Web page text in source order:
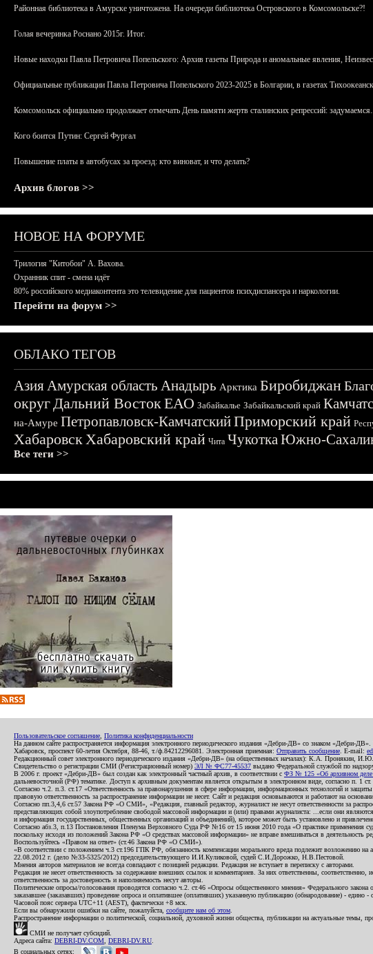
Районная библиотека в Амурске уничтожена. На очереди библиотека Островского в Комсомольске?!
Голая вечеринка Роснано 2015г. Итог.
Новые находки Павла Петровича Попельского: Архив газеты Природа и аномальные явления,
Официальные публикации Павла Петровича Попельского 2023-2025 в Болгарии, в газетах
Комсомольск официально продолжает отмечать День памяти жертв сталинских репрессий:
Кого боится Путин: Сергей Фургал
Повышение платы в автобусах за проезд: кто виноват, и что делать?
Архив блогов >>
НОВОЕ НА ФОРУМЕ
Трилогия "Китобои" А. Вахова.
Охранник спит - смена идёт
80% российского медиаконтента это телевидение для пациентов психдиспансера и наркологии.
Перейти на форум >>
ОБЛАКО ТЕГОВ
АзияАмурская область Анадырь Арктика Биробиджан
округДальний ВостокЕАО Забайкалье Забайкальский край
на-Амуре Петропавловск-КамчатскийПриморский край
ХабаровскХабаровский край Чита ЧукоткаЮжно-
Все теги >>
Пользовательское соглашение Политика конфиденциальности
На данном сайте распространяется информация электронного периодического издания «Дебри-ДВ» со знаком
Хабаровск, проспект 60-летия Октября, 88-46, т./ф.84212296081. Электронная приемная: Отправить сообщение . E-mail:
Редакционный совет электронного периодического издания «Дебри-ДВ» (на общественных началах): К.А.
Свидетельство о регистрации СМИ (Регистрационный номер) ЭЛ № ФС77-45537 выдано Федеральной службой по
В 2006 г. проект «Дебри-ДВ» был создан как электронный частный архив, в соответствии с ФЗ № 125 «Об архивном деле
дальневосточной (РФ) тематике. Доступ к архивным документам является открытым в электронном виде, согласно п. 1
Согласно ч.2. п.3. ст.17 «Ответственность за правонарушения в сфере информации, информационных технологий и
правовую ответственность за распространение информации не несет. Сайт и редакция основываются и работают на
Согласно пп.3,4,6 ст.57 Закона РФ «О СМИ», «Редакция, главный редактор, журналист не несут ответственности за
представляющих собой злоупотребление свободой массовой информации и (или) правами журналиста: ...если они
и информация государственных, общественных организаций и объединений), которое может быть установлено и
Согласно абз.3, п.13 Постановления Пленума Верховного Суда РФ №16 от 15 июня 2010 года «О практике применения
поскольку исходя из положений Закона РФ «О средствах массовой информации» не вправе вмешиваться в деятельность
Воспользуйтесь «Правом на ответ» (ст.46 Закона РФ «О СМИ»).
«В соответствии с положением ч.3 ст.196 ГПК РФ, обязанность компенсации морального вреда подлежит возложению
22.08.2012 г. (дело №33-5325/2012) председательствующего И.И.Куликовой, судей С.И.Дорожко, Н.В.Пестовой.
Мнения авторов материалов не всегда совпадают с позицией редакции. Редакция не вступает в переписку с авторами.
Редакция не несет ответственность за содержание внешних ссылок и комментариев. За них ответственны,
ответственность за достоверность и наполняемость несут авторы.
Политические опросы/голосования проводятся согласно ч.2. ст.46 «Опросы общественного мнения» Федерального
заказавшее (заказавших) проведение опроса и оплатившее (оплативших) указанную публикацию (обнародование) - едино -
Часовой пояс сервера UTC+11 (AEST), фактически +8 мск.
Если вы обнаружили ошибки на сайте, пожалуйста, сообщите нам об этом
Распространение информации о политической, социальной, духовной жизни общества, публикации на актуальные темы,
СМИ не получает субсидий.
Адреса сайта: DEBRI-DV.COM DEBRI-DV.RU
В социальных сетях: